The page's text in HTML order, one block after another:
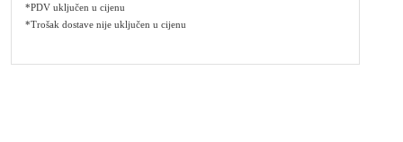
*PDV uključen u cijenu
*Trošak dostave nije uključen u cijenu